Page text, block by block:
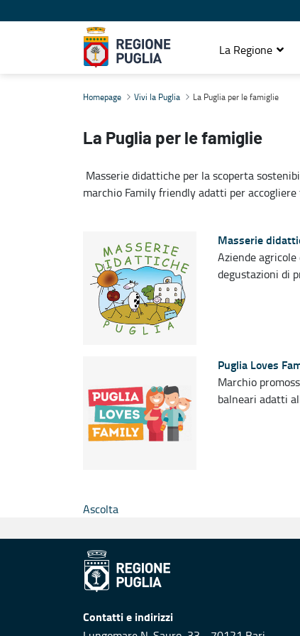
La Regione
Homepage Vivi la Puglia La Puglia per le famiglie
La Puglia per le famiglie
Masserie didattiche per la scoperta
marchio Family friendly adatti per
Masserie
Aziende
degustazioni di
Puglia Loves
Marchio
balneari adatti
Ascolta
Contatti e indirizzi